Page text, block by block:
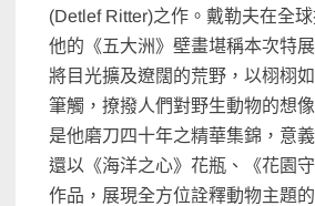
(Detlef Ritter)之作。戴勒夫在全球
他的《五大洲》壁畫堪稱本次特
將目光擴及遼闊的荒野，以栩栩
筆觸，撩撥人們對野生動物的想
是他磨刀四十年之精華集錦，意
還以 《海洋之心》花瓶、《花園
作品，展現全方位詮釋動物主題的